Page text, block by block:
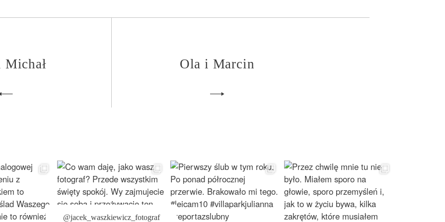
Ola i Marcin
@jacek_waszkiewicz_fotograf